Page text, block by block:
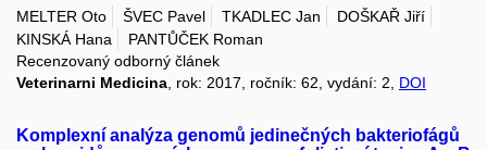
MELTER Oto ŠVEC Pavel TKADLEC Jan
DOŠKAŘ Jiří
KINSKÁ Hana
PANTŮČEK Roman
Recenzovaný odborný článek
Veterinarni Medicina , rok: 2017, ročník: 62, vydání: 2, DOI
Komplexní analýza genomů jedinečných bakteriofágů